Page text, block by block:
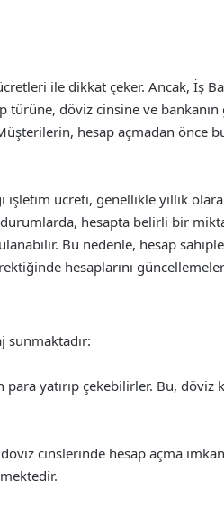
ile dikkat çeker. Ancak, İş
döviz cinsine ve bankanın
hesap açmadan önce
işletim ücreti, genellikle yıllık
hesapta belirli bir
Bu nedenle, hesap
hesaplarını
sunmaktadır:
yatırıp çekebilirler. Bu, döviz
cinslerinde hesap açma